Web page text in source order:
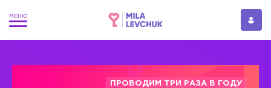
ПРОВОДИМ ТРИ РАЗА В ГОДУ